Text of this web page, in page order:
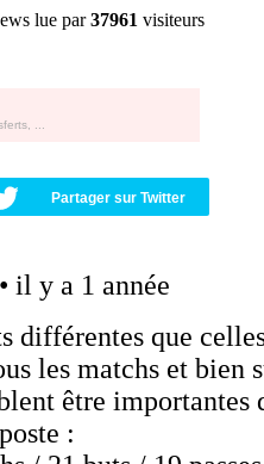
lue par37961 visiteurs
...
Partager sur Twitter